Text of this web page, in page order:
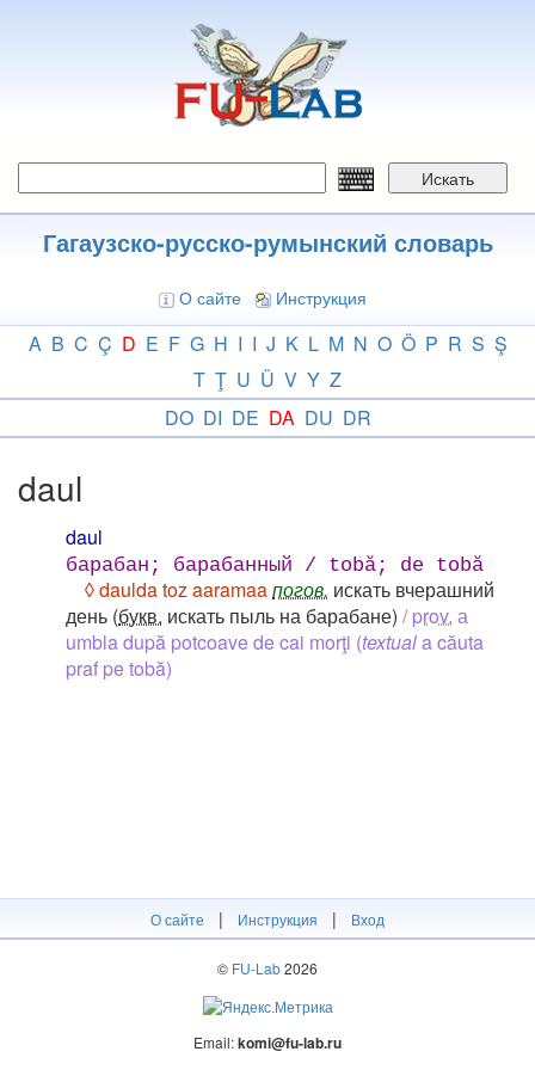
Искать
Гагаузско-русско-румынский словарь
О сайте Инструкция
A B C Ç D E F G H I I J K L M N O Ö P R S Ş
T Ţ U Ü V Y Z
DO DI DE DA DU DR
daul
daul
барабан; барабанный / tobă; de tobă
◊ daulda toz aaramaaпогов. искать вчерашний
день (букв. искать пыль на барабане) / prov. а
umbla după potcoave de cai morţi (textuala căuta
praf pe tobă)
О сайте | Инструкция | Вход
© FU-Lab2026
Email:komi@fu-lab.ru